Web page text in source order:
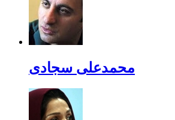
محمدعلی سجادی